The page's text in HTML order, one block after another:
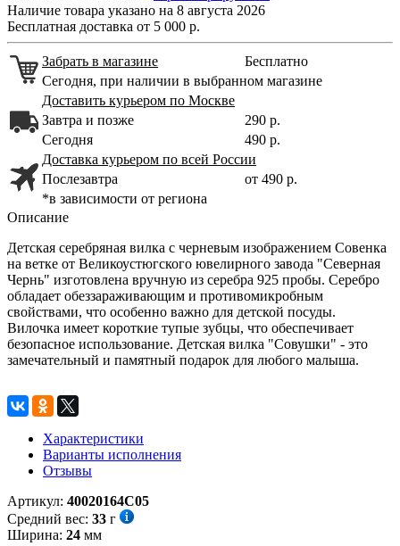
Наличие товара указано на 8 августа 2026
Бесплатная доставка от 5 000 р.
Забрать в магазине
Бесплатно
Сегодня, при наличии в выбранном магазине
Доставить курьером по Москве
Завтра и позже
290 р.
Сегодня
490 р.
Доставка курьером по всей России
Послезавтра
от 490 р.
*в зависимости от региона
Описание
Детская серебряная вилка с черневым изображением Совенка
на ветке от Великоустюгского ювелирного завода "Северная
Чернь" изготовлена вручную из серебра 925 пробы. Серебро
обладает обеззараживающим и противомикробным
свойствами, что особенно важно для детской посуды.
Вилочка имеет короткие тупые зубцы, что обеспечивает
безопасное использование. Детская вилка "Совушки" - это
замечательный и памятный подарок для любого малыша.
Характеристики
Варианты исполнения
Отзывы
Артикул: 40020164С05
Средний вес: 33 г
Ширина: 24 мм